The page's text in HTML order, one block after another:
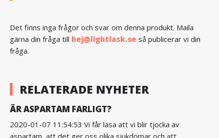
Det finns inga frågor och svar om denna produkt. Maila
gärna din fråga till hej@lightlask.se så publicerar vi din
fråga.
RELATERADE NYHETER
ÄR ASPARTAM FARLIGT?
2020-01-07 11:54:53 Vi får läsa att vi blir tjocka av
aspartam, att det ger oss olika sjukdomar och att